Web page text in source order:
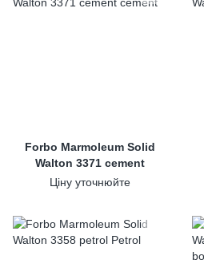
Forbo Marmoleum Solid
Walton 3371 cement
Ціну уточнюйте